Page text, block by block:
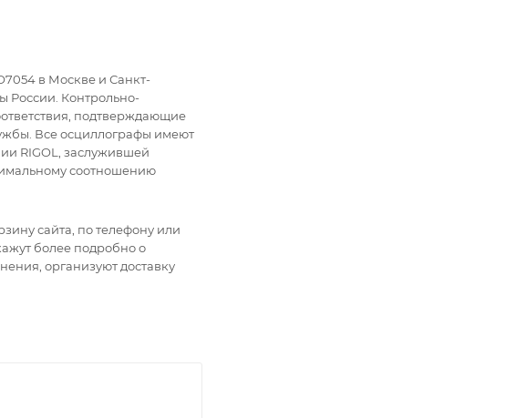
в Москве и Санкт-
России. Контрольно-
подтверждающие
Все осциллографы имеют
RIGOL, заслужившей
соотношению
сайта, по телефону или
более подробно о
организуют доставку